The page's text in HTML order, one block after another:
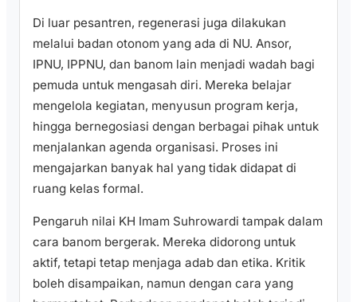
Di luar pesantren, regenerasi juga dilakukan
melalui badan otonom yang ada di NU. Ansor,
IPNU, IPPNU, dan banom lain menjadi wadah bagi
pemuda untuk mengasah diri. Mereka belajar
mengelola kegiatan, menyusun program kerja,
hingga bernegosiasi dengan berbagai pihak untuk
menjalankan agenda organisasi. Proses ini
mengajarkan banyak hal yang tidak didapat di
ruang kelas formal.
Pengaruh nilai KH Imam Suhrowardi tampak dalam
cara banom bergerak. Mereka didorong untuk
aktif, tetapi tetap menjaga adab dan etika. Kritik
boleh disampaikan, namun dengan cara yang